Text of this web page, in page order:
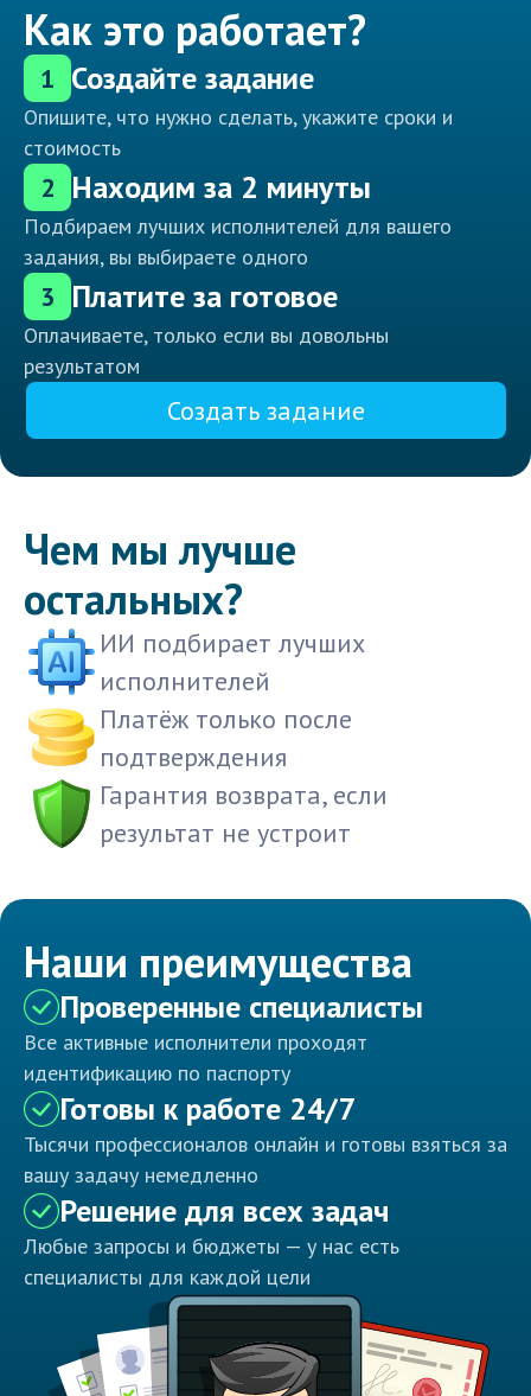
Как это работает?
1 Создайте задание
Опишите, что нужно сделать, укажите сроки и
стоимость
2 Находим за 2 минуты
Подбираем лучших исполнителей для вашего
задания, вы выбираете одного
3 Платите за готовое
Оплачиваете, только если вы довольны
результатом
Создать задание
Чем мы лучше
остальных?
ИИ подбирает лучших
исполнителей
Платёж только после
подтверждения
Гарантия возврата, если
результат не устроит
Наши преимущества
Проверенные специалисты
Все активные исполнители проходят
идентификацию по паспорту
Готовы к работе 24/7
Тысячи профессионалов онлайн и готовы взяться за
вашу задачу немедленно
Решение для всех задач
Любые запросы и бюджеты — у нас есть
специалисты для каждой цели